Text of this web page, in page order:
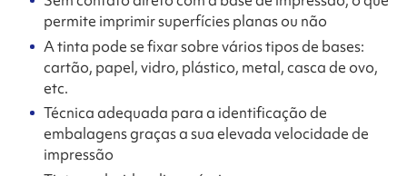
permite imprimir superfícies planas ou não
A tinta pode se fixar sobre vários tipos de bases:
cartão, papel, vidro, plástico, metal, casca de ovo,
etc.
Técnica adequada para a identificação de
embalagens graças a sua elevada velocidade de
impressão